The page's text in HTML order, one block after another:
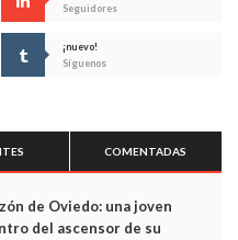
Seguidores
¡nuevo!
Síguenos
COMENTADAS
de Oviedo: una joven
del ascensor de su